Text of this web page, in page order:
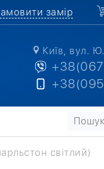
замір
Київ, вул.
світлий)